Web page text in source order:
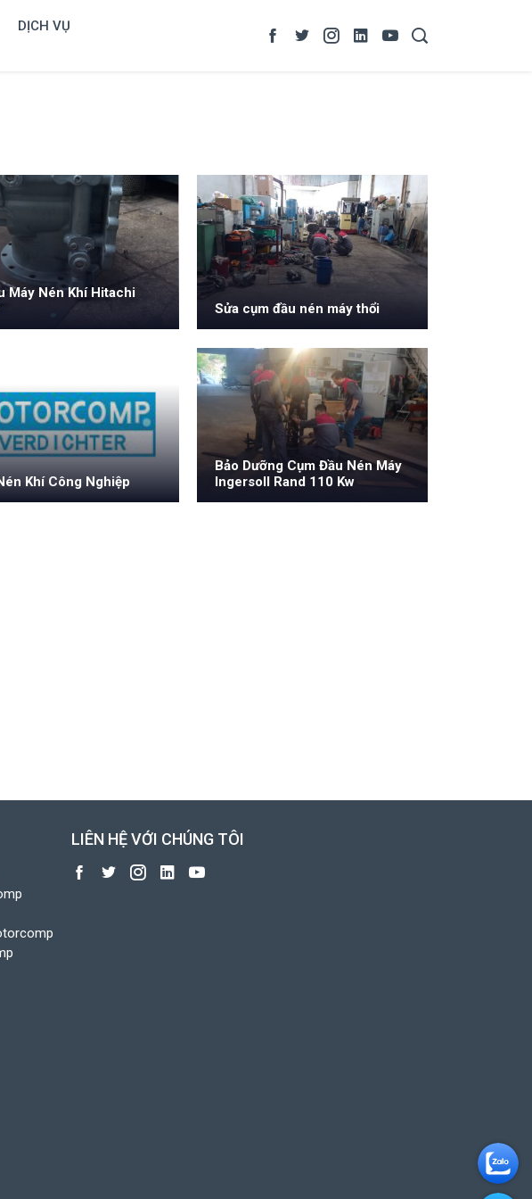
DỊCH VỤ
Máy Nén Khí Hitachi
Sửa cụm đầu nén máy thổi
Khí Công Nghiệp
Bảo Dưỡng Cụm Đầu Nén Máy
Ingersoll Rand 110 Kw
LIÊN HỆ VỚI CHÚNG TÔI